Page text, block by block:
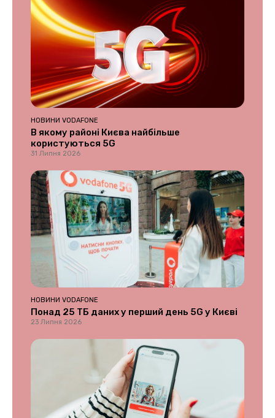
НОВИНИ VODAFONE
В якому районі Києва найбільше
користуються 5G
31 Липня 2026
НОВИНИ VODAFONE
Понад 25 ТБ даних у перший день 5G у Києві
23 Липня 2026